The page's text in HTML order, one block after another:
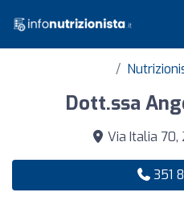
Dott.ssa
Via Italia 70,
351